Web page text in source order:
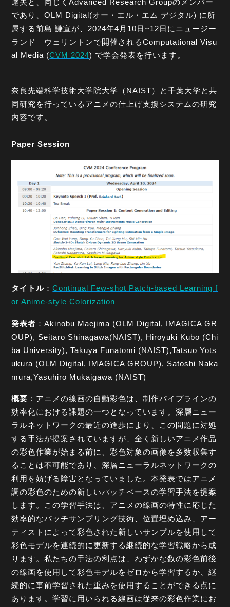
達夫と、同じくAdvanced Research Groupのメンバー
であり、OLM Digital(オー・エル・エム デジタル) に所
属する前島 謙宣が、2024年4月10日~12日にニュージー
ランド ウェリントンで開催されるComputational Visu
al Media (CVM 2024) で学会発表を行います。
奈良先端科学技術大学院大学（NAIST）と千葉大学と共
同研究を行っているアニメの仕上げ支援システムの研究
内容です。
Paper Session
タイトル ：Continual Few-shot Patch-based Learning f
or Anime-style Colorization
発表者 ：Akinobu Maejima (OLM Digital, IMAGICA GR
OUP), Seitaro Shinagawa(NAIST), Hiroyuki Kubo (Chi
ba University), Takuya Funatomi (NAIST),Tatsuo Yots
ukura (OLM Digital, IMAGICA GROUP), Satoshi Naka
mura,Yasuhiro Mukaigawa (NAIST)
概要 ：アニメの線画の自動彩色は、制作パイプラインの
効率化における課題の一つとなっています。深層ニュー
ラルネットワークの最近の進歩により、この問題に対処
する手法が提案されていますが、全く新しいアニメ作品
の彩色作業が始まる前に、彩色対象の画像を多数収集す
ることは不可能であり、深層ニューラルネットワークの
利用を妨げる障害となっていました。本発表ではアニメ
調の彩色のための新しいパッチベースの学習手法を提案
します。この学習手法は、アニメの線画の特性に応じた
効率的なパッチサンプリング技術、位置埋め込み、アー
ティストによって彩色された新しいサンプルを使用して
彩色モデルを連続的に更新する継続的な学習戦略から成
ります。私たちの手法の利点は、わずかな数の彩色前後
の線画を使用して彩色モデルをゼロから学習するか、継
続的に事前学習された重みを使用することができる点に
あります。学習に用いられる線画は従来の彩色作業にお